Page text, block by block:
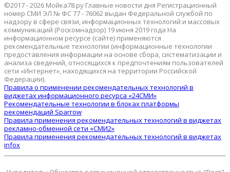
©2017 - 2026 Мойка78.ру Главные новости дня Регистрационный
номер СМИ ЭЛ № ФС 77 - 76062 выдан Федеральной службой по
надзору в сфере связи, информационных технологий и массовых
коммуникаций (Роскомнадзор) 19 июня 2019 года На
информационном ресурсе (сайте) применяются
рекомендательные технологии (информационные технологии
предоставления информации на основе сбора, систематизации и
анализа сведений, относящихся к предпочтениям пользователей
сети «Интернет», находящихся на территории Российской
Федерации).
Правила о применении рекомендательных технологий в
виджетах информационного ресурса «24СМИ»
Рекомендательные технологии в блоках платформы
рекомендаций Sparrow
Правила применения рекомендательных технологий в виджетах
рекламно-обменной сети «СМИ2»
Правила применения рекомендательных технологий в виджетах
infox